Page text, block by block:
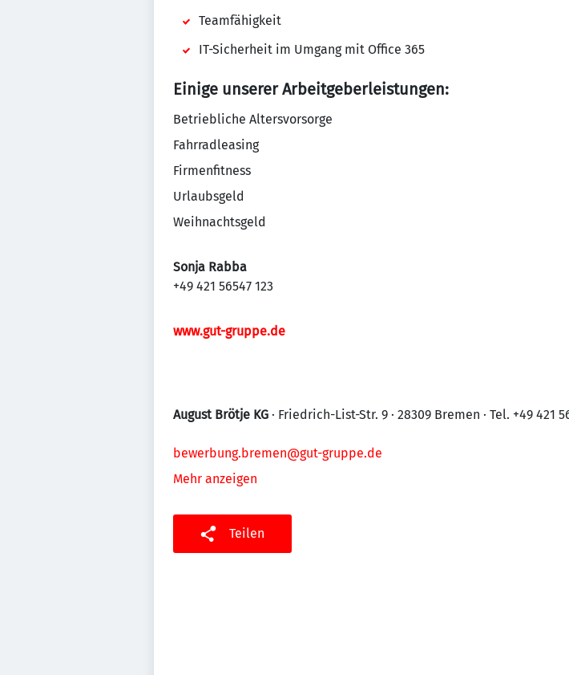
Teamfähigkeit
IT-Sicherheit im Umgang mit Office 365
Einige unserer Arbeitgeberleistungen:
Betriebliche Altersvorsorge
Fahrradleasing
Firmenfitness
Urlaubsgeld
Weihnachtsgeld
Sonja Rabba
+49 421 56547 123
www.gut-gruppe.de
August Brötje KG · Friedrich-List-Str. 9 · 28309 Bremen · Tel. +49 421
bewerbung.bremen@gut-gruppe.de
Mehr anzeigen
Teilen